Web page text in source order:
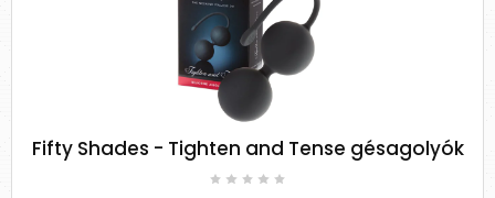
Fifty Shades - Tighten and Tense gésagolyók